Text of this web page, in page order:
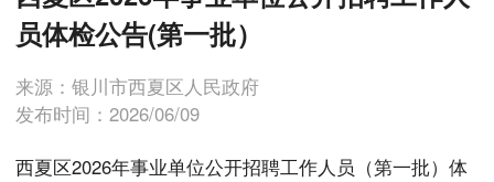
员体检公告(第一批）
来源：银川市西夏区人民政府
发布时间：2026/06/09
西夏区2026年事业单位公开招聘工作人员（第一批）体